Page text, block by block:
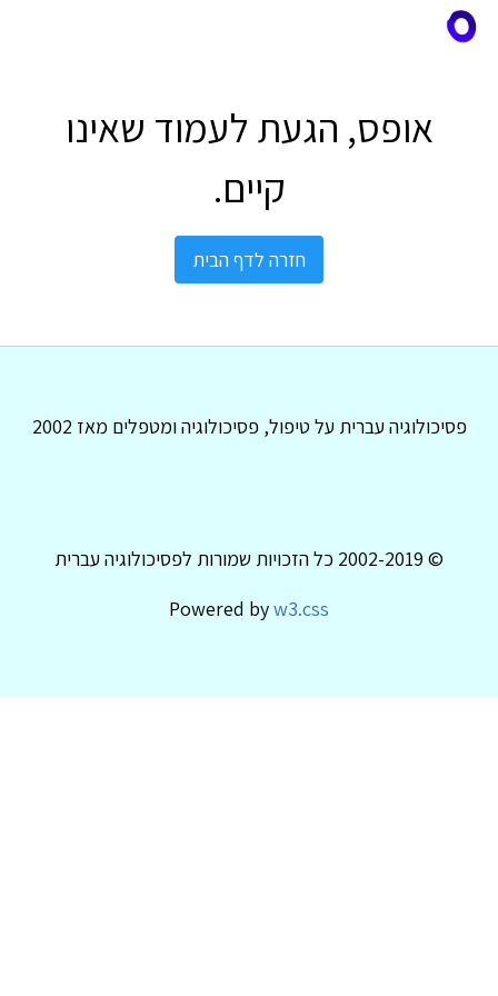
אופס, הגעת לעמוד שאינו
קיים.
חזרה לדף הבית
פסיכולוגיה עברית על טיפול, פסיכולוגיה ומטפלים מאז 2002
© 2002-2019 כל הזכויות שמורות לפסיכולוגיה עברית
Powered byw3.css